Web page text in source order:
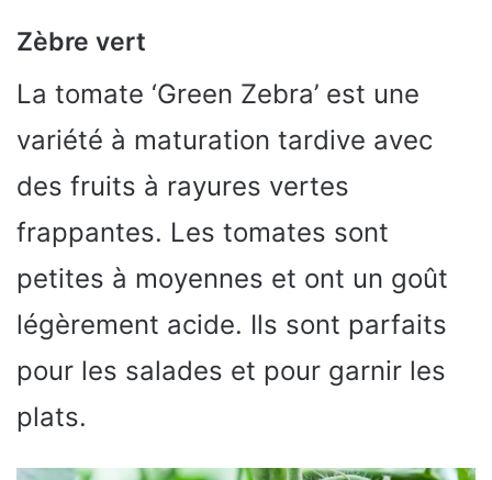
Zèbre vert
La tomate ‘Green Zebra’ est une
variété à maturation tardive avec
des fruits à rayures vertes
frappantes. Les tomates sont
petites à moyennes et ont un goût
légèrement acide. Ils sont parfaits
pour les salades et pour garnir les
plats.